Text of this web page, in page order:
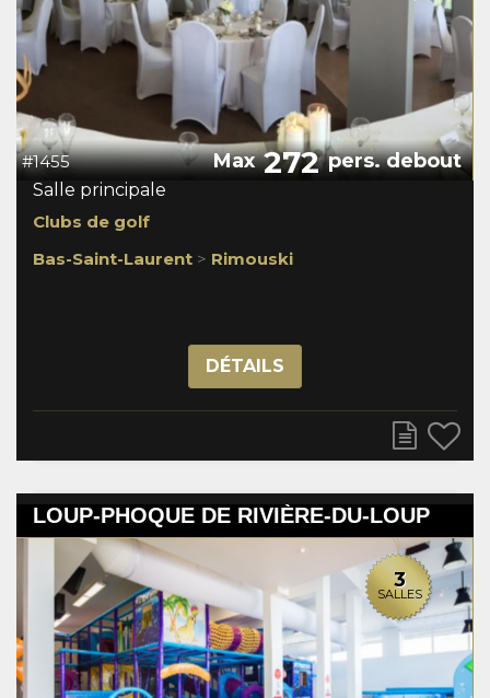
#1455 Max272pers. debout
Salle principale
Clubs de golf
Bas-Saint-Laurent > Rimouski
DÉTAILS
LOUP-PHOQUE DE RIVIÈRE-DU-LOUP
3
SALLES